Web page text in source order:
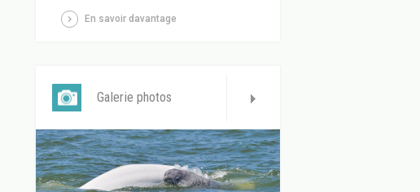
En savoir davantage
Galerie photos